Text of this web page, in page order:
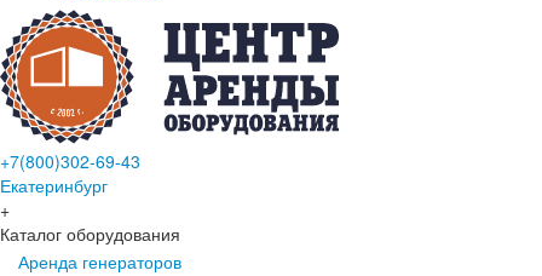
+7(800)302-69-43
Екатеринбург
+
Каталог оборудования
Аренда генераторов